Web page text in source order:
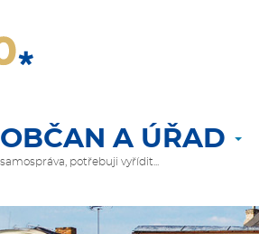
OBČAN A ÚŘAD